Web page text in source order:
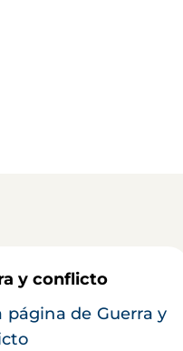
y conflicto
página de Guerra y